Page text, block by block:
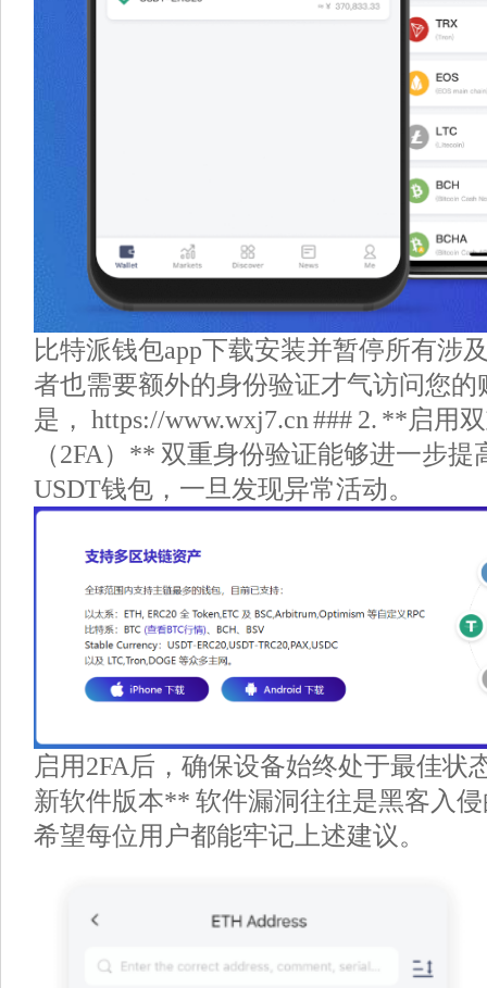
比特派钱包app下载安装并暂停所有涉
者也需要额外的身份验证才气访问您的
是， https://www.wxj7.cn ### 2. **启用
（2FA）** 双重身份验证能够进一步提
USDT钱包，一旦发现异常活动。
启用2FA后，确保设备始终处于最佳状
新软件版本** 软件漏洞往往是黑客入
希望每位用户都能牢记上述建议。